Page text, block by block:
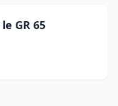
GR 65